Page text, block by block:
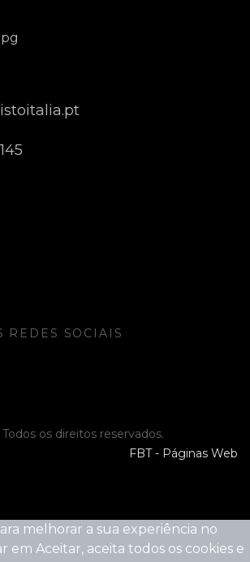
REDES SOCIAIS
os direitos reservados.
FBT - Páginas Web
melhorar a sua experiência no
em Aceitar, aceita todos os cookies e